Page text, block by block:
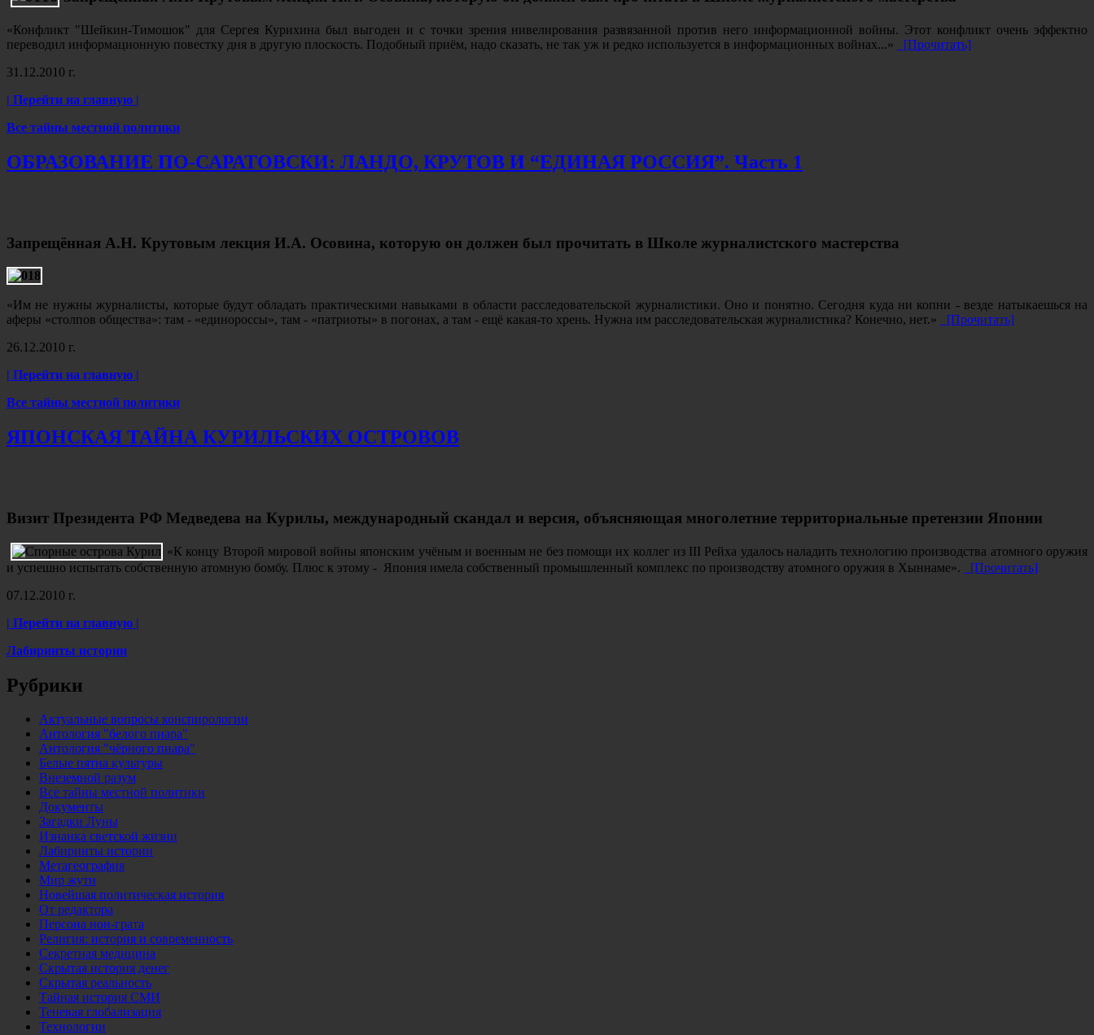
«Конфликт "Шейкин-Тимошок" для Сергея Курихина был выгоден и с точки зрения нивелирования развязанной против него информационной войны. Этот конфликт очень эффектно
переводил информационную повестку дня в другую плоскость. Подобный приём, надо сказать, не так уж и редко используется в информационных войнах...»
[Прочитать]
31.12.2010 г.
| Перейти на главную |
Все тайны местной политики
ОБРАЗОВАНИЕ ПО-САРАТОВСКИ: ЛАНДО, КРУТОВ И “ЕДИНАЯ РОССИЯ”. Часть 1
Запрещённая А.Н. Крутовым лекция И.А. Осовина, которую он должен был прочитать в Школе журналистского мастерства
«Им не нужны журналисты, которые будут обладать практическими навыками в области расследовательской журналистики. Оно и понятно. Сегодня куда ни копни - везде натыкаешься на
аферы «столпов общества»: там - «единороссы», там - «патриоты» в погонах, а там - ещё какая-то хрень. Нужна им расследовательская журналистика? Конечно, нет.»
[Прочитать]
26.12.2010 г.
| Перейти на главную |
Все тайны местной политики
ЯПОНСКАЯ ТАЙНА КУРИЛЬСКИХ ОСТРОВОВ
Визит Президента РФ Медведева на Курилы, международный скандал и версия, объясняющая многолетние территориальные претензии Японии
«К концу Второй мировой войны японским учёным и военным не без помощи их коллег из III Рейха удалось наладить технологию производства атомного оружия
и успешно испытать собственную атомную бомбу. Плюс к этому - Япония имела собственный промышленный комплекс по производству атомного оружия в Хыннаме».
[Прочитать]
07.12.2010 г.
| Перейти на главную |
Лабиринты истории
Рубрики
Актуальные вопросы конспирологии
Антология "белого пиара"
Антология "чёрного пиара"
Белые пятна культуры
Внеземной разум
Все тайны местной политики
Документы
Загадки Луны
Изнанка светской жизни
Лабиринты истории
Метагеография
Мир жути
Новейшая политическая история
От редактора
Персона нон-грата
Религия: история и современность
Секретная медицина
Скрытая история денег
Скрытая реальность
Тайная история СМИ
Теневая глобализация
Технологии